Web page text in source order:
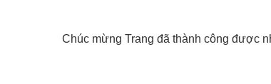
Chúc mừng Trang đã thành công được